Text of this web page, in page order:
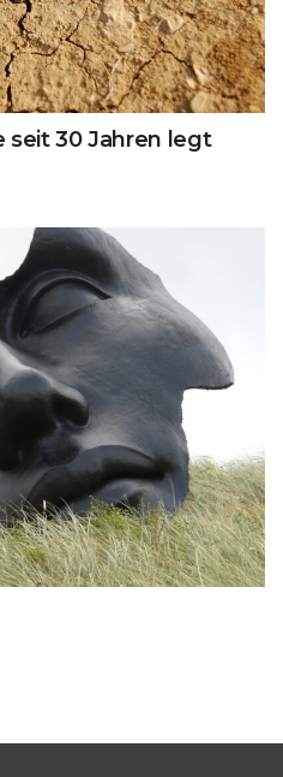
seit 30 Jahren legt